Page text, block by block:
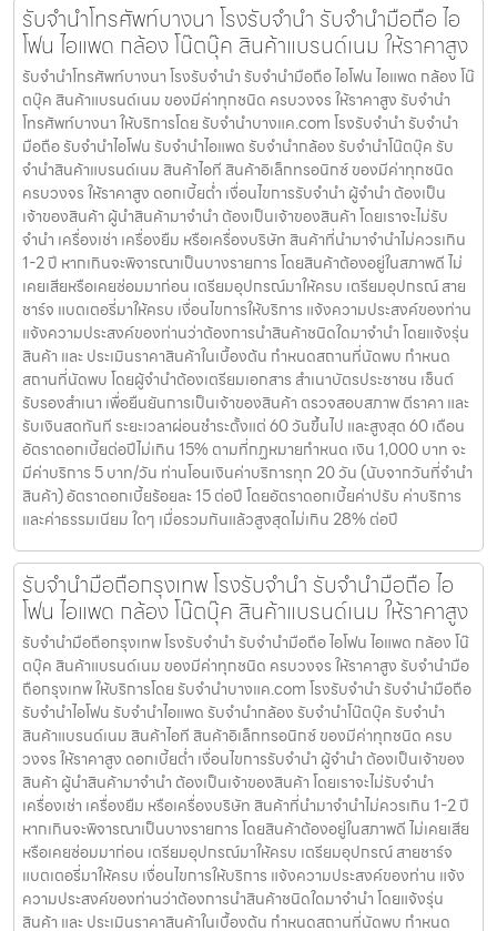
รับจำนำโทรศัพท์บางนา โรงรับจำนำ รับจำนำมือถือ ไอ
โฟน ไอแพด กล้อง โน๊ตบุ๊ค สินค้าแบรนด์เนม ให้ราคาสูง
รับจำนำโทรศัพท์บางนา โรงรับจำนำ รับจำนำมือถือ ไอโฟน ไอแพด กล้อง โน๊
ตบุ๊ค สินค้าแบรนด์เนม ของมีค่าทุกชนิด ครบวงจร ให้ราคาสูง รับจำนำ
โทรศัพท์บางนา ให้บริการโดย รับจํานําบางแค.com โรงรับจำนำ รับจำนำ
มือถือ รับจำนำไอโฟน รับจำนำไอแพด รับจำนำกล้อง รับจำนำโน๊ตบุ๊ค รับ
จำนำสินค้าแบรนด์เนม สินค้าไอที สินค้าอิเล็กทรอนิกซ์ ของมีค่าทุกชนิด
ครบวงจร ให้ราคาสูง ดอกเบี้ยต่ำ เงื่อนไขการรับจำนำ ผู้จำนำ ต้องเป็น
เจ้าของสินค้า ผู้นำสินค้ามาจำนำ ต้องเป็นเจ้าของสินค้า โดยเราจะไม่รับ
จำนำ เครื่องเช่า เครื่องยืม หรือเครื่องบริษัท สินค้าที่นำมาจำนำไม่ควรเกิน
1-2 ปี หากเกินจะพิจารณาเป็นบางรายการ โดยสินค้าต้องอยู่ในสภาพดี ไม่
เคยเสียหรือเคยซ่อมมาก่อน เตรียมอุปกรณ์มาให้ครบ เตรียมอุปกรณ์ สาย
ชาร์จ แบตเตอรี่มาให้ครบ เงื่อนไขการให้บริการ แจ้งความประสงค์ของท่าน
แจ้งความประสงค์ของท่านว่าต้องการนำสินค้าชนิดใดมาจำนำ โดยแจ้งรุ่น
สินค้า และ ประเมินราคาสินค้าในเบื้องต้น กำหนดสถานที่นัดพบ กำหนด
สถานที่นัดพบ โดยผู้จำนำต้องเตรียมเอกสาร สำเนาบัตรประชาชน เซ็นต์
รับรองสำเนา เพื่อยืนยันการเป็นเจ้าของสินค้า ตรวจสอบสภาพ ตีราคา และ
รับเงินสดทันที ระยะเวลาผ่อนชำระตั้งแต่ 60 วันขึ้นไป และสูงสุด 60 เดือน
อัตราดอกเบี้ยต่อปีไม่เกิน 15% ตามที่กฏหมายกำหนด เงิน 1,000 บาท จะ
มีค่าบริการ 5 บาท/วัน ท่านโอนเงินค่าบริการทุก 20 วัน (นับจากวันที่จำนำ
สินค้า) อัตราดอกเบี้ยร้อยละ 15 ต่อปี โดยอัตราดอกเบี้ยค่าปรับ ค่าบริการ
และค่าธรรมเนียม ใดๆ เมื่อรวมกันแล้วสูงสุดไม่เกิน 28% ต่อปี
รับจำนำมือถือกรุงเทพ โรงรับจำนำ รับจำนำมือถือ ไอ
โฟน ไอแพด กล้อง โน๊ตบุ๊ค สินค้าแบรนด์เนม ให้ราคาสูง
รับจำนำมือถือกรุงเทพ โรงรับจำนำ รับจำนำมือถือ ไอโฟน ไอแพด กล้อง โน๊
ตบุ๊ค สินค้าแบรนด์เนม ของมีค่าทุกชนิด ครบวงจร ให้ราคาสูง รับจำนำมือ
ถือกรุงเทพ ให้บริการโดย รับจํานําบางแค.com โรงรับจำนำ รับจำนำมือถือ
รับจำนำไอโฟน รับจำนำไอแพด รับจำนำกล้อง รับจำนำโน๊ตบุ๊ค รับจำนำ
สินค้าแบรนด์เนม สินค้าไอที สินค้าอิเล็กทรอนิกซ์ ของมีค่าทุกชนิด ครบ
วงจร ให้ราคาสูง ดอกเบี้ยต่ำ เงื่อนไขการรับจำนำ ผู้จำนำ ต้องเป็นเจ้าของ
สินค้า ผู้นำสินค้ามาจำนำ ต้องเป็นเจ้าของสินค้า โดยเราจะไม่รับจำนำ
เครื่องเช่า เครื่องยืม หรือเครื่องบริษัท สินค้าที่นำมาจำนำไม่ควรเกิน 1-2 ปี
หากเกินจะพิจารณาเป็นบางรายการ โดยสินค้าต้องอยู่ในสภาพดี ไม่เคยเสีย
หรือเคยซ่อมมาก่อน เตรียมอุปกรณ์มาให้ครบ เตรียมอุปกรณ์ สายชาร์จ
แบตเตอรี่มาให้ครบ เงื่อนไขการให้บริการ แจ้งความประสงค์ของท่าน แจ้ง
ความประสงค์ของท่านว่าต้องการนำสินค้าชนิดใดมาจำนำ โดยแจ้งรุ่น
สินค้า และ ประเมินราคาสินค้าในเบื้องต้น กำหนดสถานที่นัดพบ กำหนด